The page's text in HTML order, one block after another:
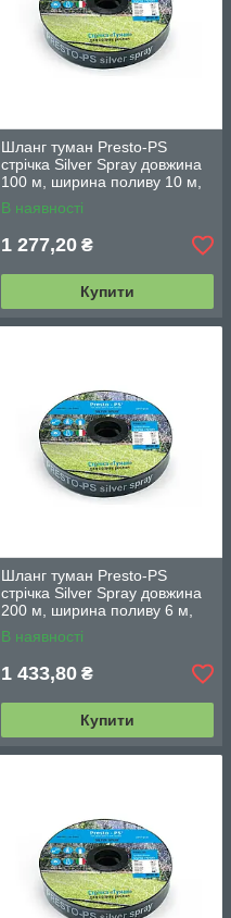
Шланг туман Presto-PS
стрічка Silver Spray довжина
100 м, ширина поливу 10 м,
діаметр 45 мм (703508-7)
В наявності
1 277,20 ₴
Купити
Шланг туман Presto-PS
стрічка Silver Spray довжина
200 м, ширина поливу 6 м,
діаметр 32 мм (502008-7)
В наявності
1 433,80 ₴
Купити